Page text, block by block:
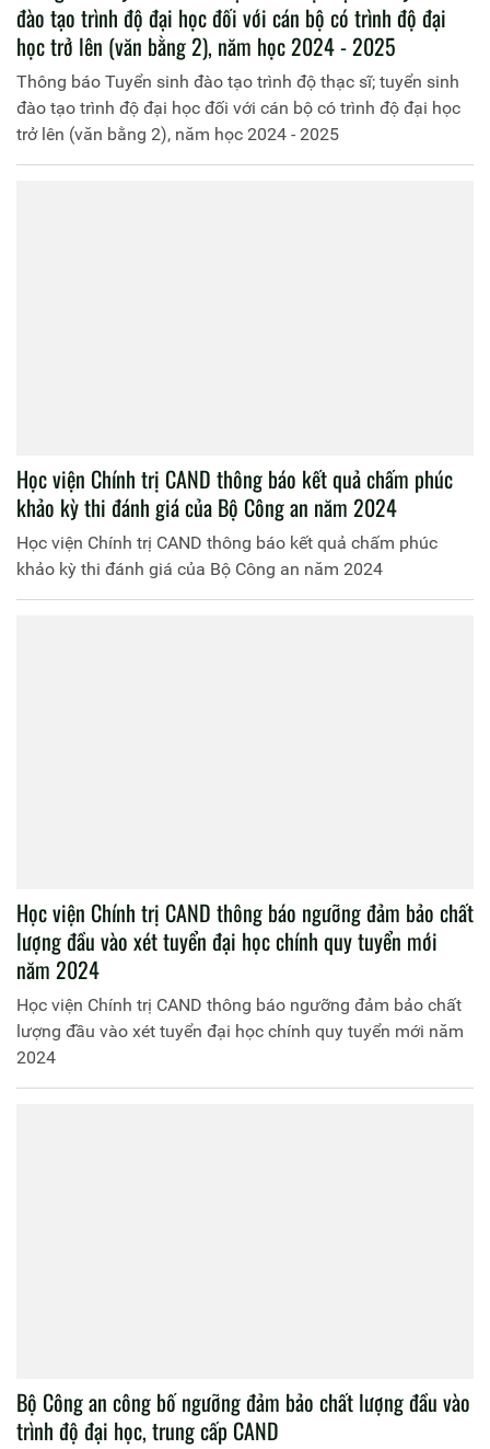
đào tạo trình độ đại học đối với cán bộ có trình độ đại
học trở lên (văn bằng 2), năm học 2024 - 2025
Thông báo Tuyển sinh đào tạo trình độ thạc sĩ; tuyển sinh
đào tạo trình độ đại học đối với cán bộ có trình độ đại học
trở lên (văn bằng 2), năm học 2024 - 2025
Học viện Chính trị CAND thông báo kết quả chấm phúc
khảo kỳ thi đánh giá của Bộ Công an năm 2024
Học viện Chính trị CAND thông báo kết quả chấm phúc
khảo kỳ thi đánh giá của Bộ Công an năm 2024
Học viện Chính trị CAND thông báo ngưỡng đảm bảo chất
lượng đầu vào xét tuyển đại học chính quy tuyển mới
năm 2024
Học viện Chính trị CAND thông báo ngưỡng đảm bảo chất
lượng đầu vào xét tuyển đại học chính quy tuyển mới năm
2024
Bộ Công an công bố ngưỡng đảm bảo chất lượng đầu vào
trình độ đại học, trung cấp CAND